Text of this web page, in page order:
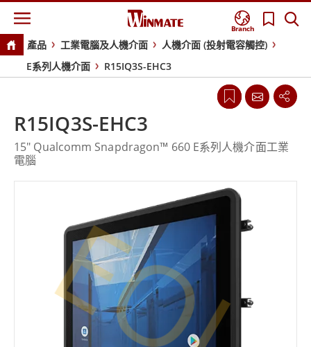
Branch
產品 工業電腦及人機介面
人機介面 (投射電容觸控)
E系列人機介面
R15IQ3S-EHC3
R15IQ3S-EHC3
15" Qualcomm Snapdragon™ 660 E系列人機介面工業
電腦